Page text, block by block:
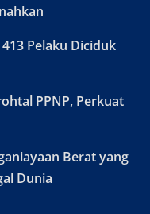
Pelaku Diciduk
PPNP, Perkuat
Berat yang
Dunia